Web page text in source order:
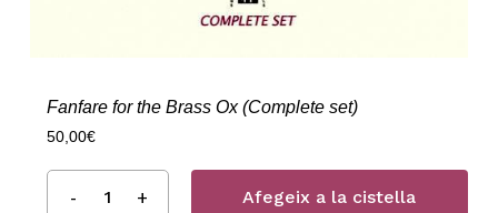
Fanfare for the Brass Ox (Complete set)
50,00€
Afegeix a la cistella